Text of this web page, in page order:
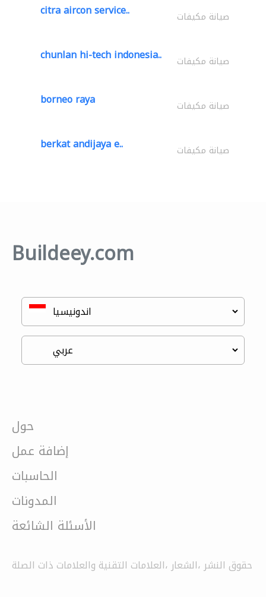
citra aircon service.. صيانة مكيفات
chunlan hi-tech indonesia.. صيانة مكيفات
borneo raya صيانة مكيفات
berkat andijaya e.. صيانة مكيفات
Buildeey.com
حول
إضافة عمل
الحاسبات
المدونات
الأسئلة الشائعة
حقوق النشر ،الشعار ،العلامات التقنية والعلامات ذات الصلة